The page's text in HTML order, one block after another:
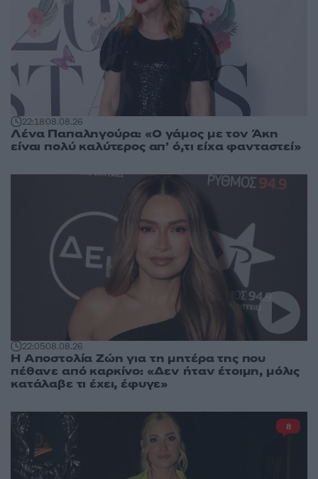
22:1808.08.26
Λένα Παπαληγούρα: «Ο γάμος με τον Άκη
είναι πολύ καλύτερος απ’ ό,τι είχα φανταστεί»
22:0508.08.26
Η Αποστολία Ζώη για τη μητέρα της που
πέθανε από καρκίνο: «Δεν ήταν έτοιμη, μόλις
κατάλαβε τι έχει, έφυγε»
8